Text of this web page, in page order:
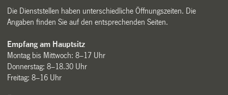
Die Dienststellen haben unterschiedliche Öffnungszeiten. Die
Angaben finden Sie auf den entsprechenden Seiten.
Empfang am Hauptsitz
Montag bis Mittwoch: 8–17 Uhr
Donnerstag: 8–18.30 Uhr
Freitag: 8–16 Uhr